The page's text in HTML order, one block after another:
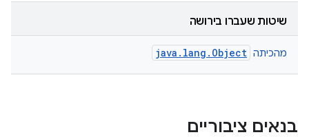
שיטות שעברו בירושה
מהכיתה java.lang.Object
בנאים ציבוריים